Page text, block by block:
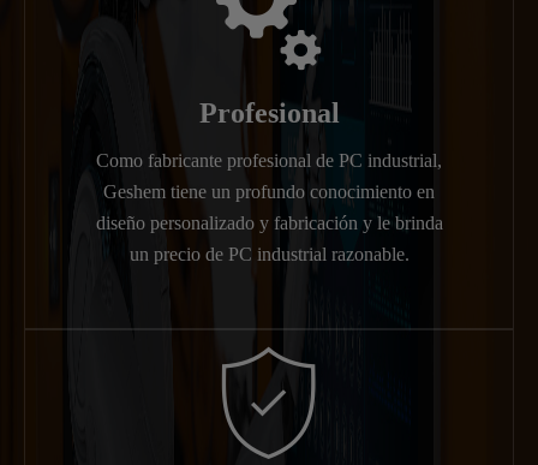
Profesional
Como fabricante profesional de PC industrial,
Geshem tiene un profundo conocimiento en
diseño personalizado y fabricación y le brinda
un precio de PC industrial razonable.
